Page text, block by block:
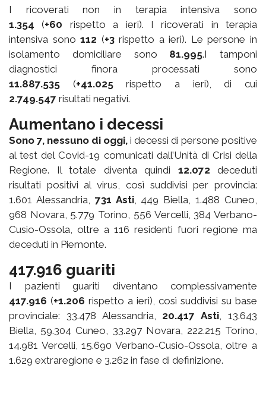
I ricoverati non in terapia intensiva sono
1.354(+60 rispetto a ieri). I ricoverati in terapia
intensiva sono 112 (+3rispetto a ieri). Le persone in
isolamento domiciliare sono 81.995.I tamponi
diagnostici finora processati sono
11.887.535 (+41.025rispetto a ieri), di cui
2.749.547 risultati negativi.
Aumentano i decessi
Sono 7, nessuno di oggi, i decessi di persone positive
al test del Covid-19 comunicati dall’Unità di Crisi della
Regione. Il totale diventa quindi 12.072 deceduti
risultati positivi al virus, così suddivisi per provincia:
1.601 Alessandria, 731 Asti, 449 Biella, 1.488 Cuneo,
968 Novara, 5.779 Torino, 556 Vercelli, 384 Verbano-
Cusio-Ossola, oltre a 116 residenti fuori regione ma
deceduti in Piemonte.
417.916 guariti
I pazienti guariti diventano complessivamente
417.916 (+1.206 rispetto a ieri), così suddivisi su base
provinciale: 33.478 Alessandria, 20.417 Asti , 13.643
Biella, 59.304 Cuneo, 33.297 Novara, 222.215 Torino,
14.981 Vercelli, 15.690 Verbano-Cusio-Ossola, oltre a
1.629 extraregione e 3.262 in fase di definizione.